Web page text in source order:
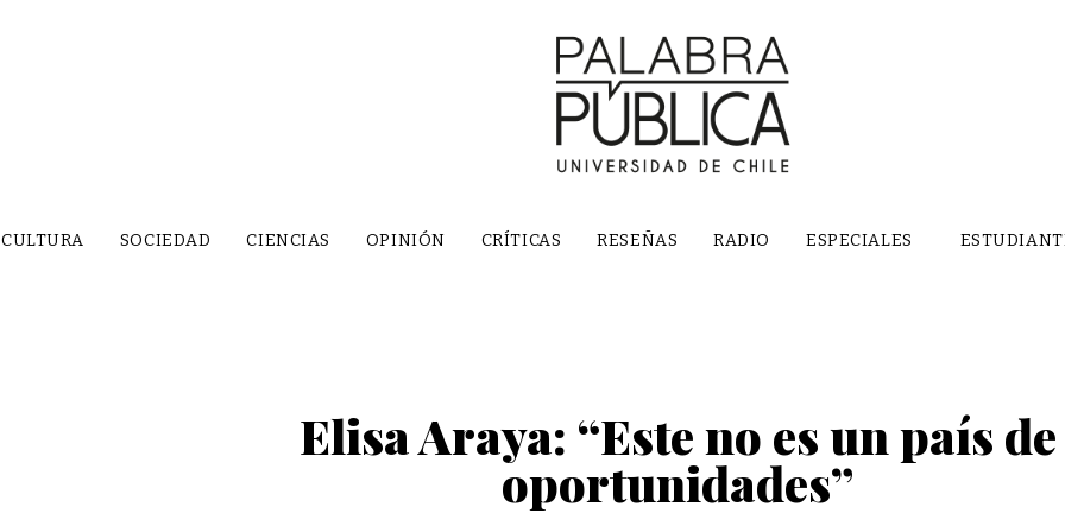
CULTURA SOCIEDAD CIENCIAS OPINIÓN CRÍTICAS RESEÑAS RADIO ESPECIALES
Elisa Araya: “Este no es un país de
oportunidades”